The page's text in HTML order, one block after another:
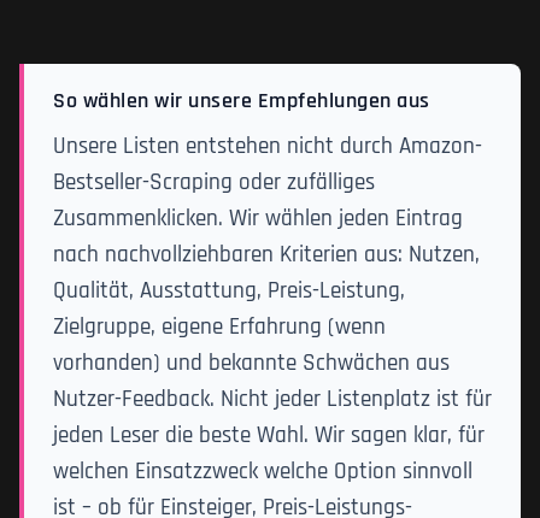
So wählen wir unsere Empfehlungen aus
Unsere Listen entstehen nicht durch Amazon-
Bestseller-Scraping oder zufälliges
Zusammenklicken. Wir wählen jeden Eintrag
nach nachvollziehbaren Kriterien aus: Nutzen,
Qualität, Ausstattung, Preis-Leistung,
Zielgruppe, eigene Erfahrung (wenn
vorhanden) und bekannte Schwächen aus
Nutzer-Feedback. Nicht jeder Listenplatz ist für
jeden Leser die beste Wahl. Wir sagen klar, für
welchen Einsatzzweck welche Option sinnvoll
ist – ob für Einsteiger, Preis-Leistungs-